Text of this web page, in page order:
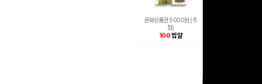
문화상품권 5000원 (추
첨)
100 밥알